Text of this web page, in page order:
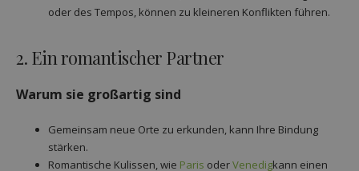
oder des Tempos, können zu kleineren Konflikten führen.
2. Ein romantischer Partner
Warum sie großartig sind
Gemeinsam neue Orte zu erkunden, kann Ihre Bindung
stärken.
Romantische Kulissen, wie Paris oderVenedigkann einen